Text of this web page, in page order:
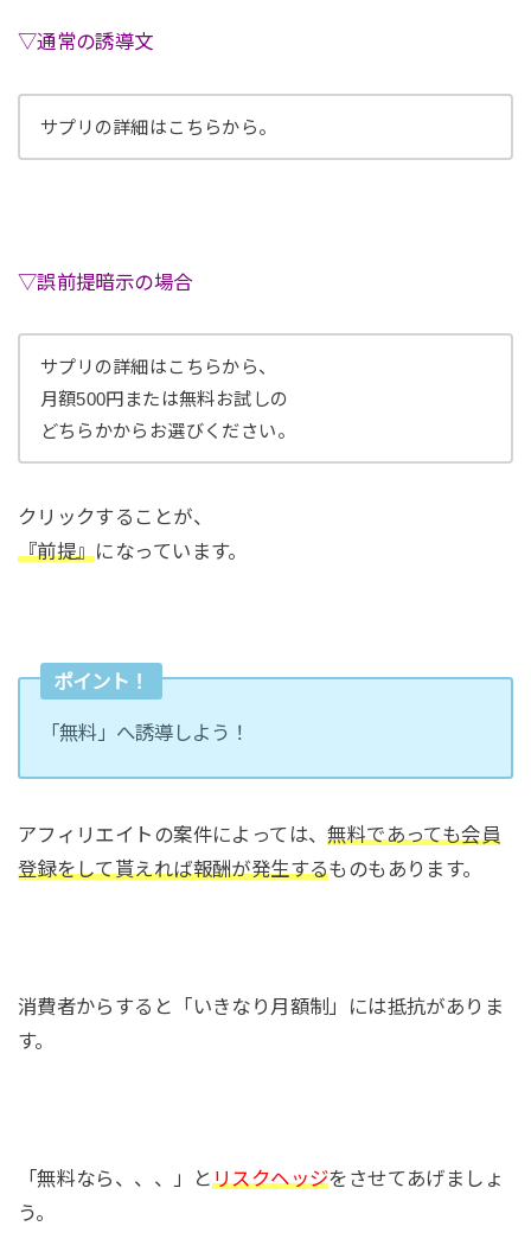
▽通常の誘導文
サプリの詳細はこちらから。
▽誤前提暗示の場合
サプリの詳細はこちらから、
月額500円または無料お試しの
どちらかからお選びください。
クリックすることが、
『前提』になっています。
ポイント！
「無料」へ誘導しよう！
アフィリエイトの案件によっては、無料であっても会員
登録をして貰えれば報酬が発生するものもあります。
消費者からすると「いきなり月額制」には抵抗がありま
す。
「無料なら、、、」と リスクヘッジをさせてあげましょ
う。